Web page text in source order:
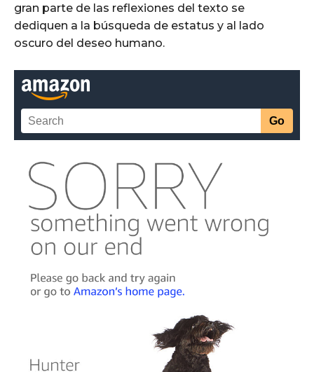
gran parte de las reflexiones del texto se
dediquen a la búsqueda de estatus y al lado
oscuro del deseo humano.